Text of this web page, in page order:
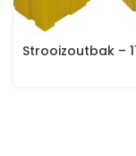
Strooizoutbak –